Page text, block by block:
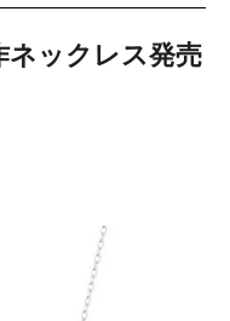
ネックレス発売